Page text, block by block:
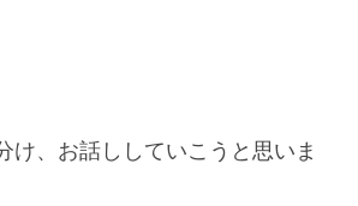
け、お話ししていこうと思いま